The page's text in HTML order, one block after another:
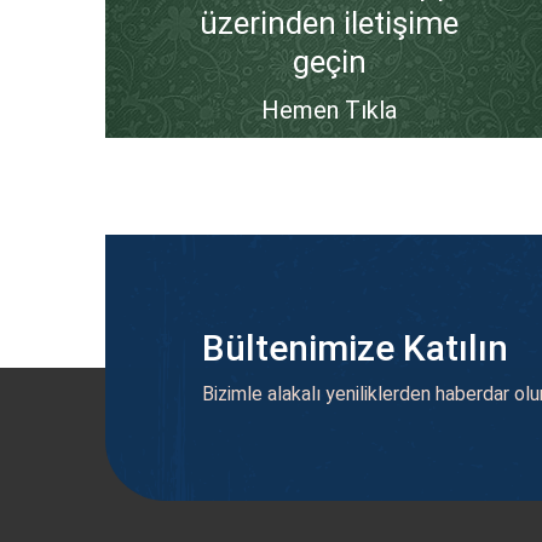
üzerinden iletişime
geçin
Hemen Tıkla
Bültenimize Katılın
Bizimle alakalı yeniliklerden haberdar